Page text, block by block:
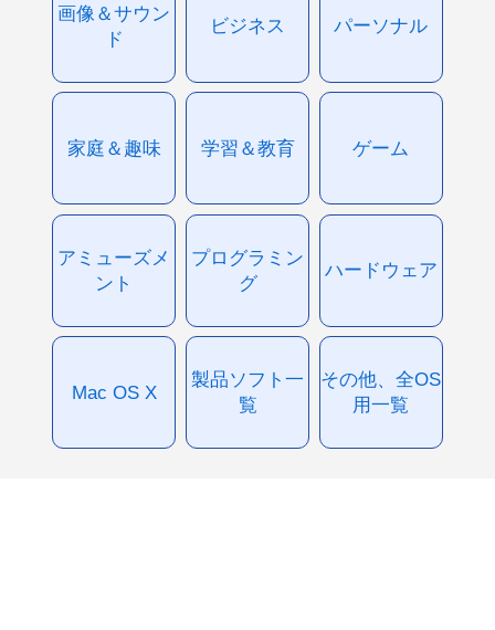
画像＆サウン
ド
ビジネス パーソナル
家庭＆趣味 学習＆教育 ゲーム
アミューズメ
ント
プログラミン
グ
ハードウェア
Mac OS X
製品ソフト一
覧
その他、全OS
用一覧